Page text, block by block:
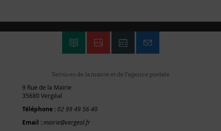
Services de la mairie et de l'agence postale
9 Rue de la Mairie
35680 Vergéal
Téléphone : 02 99 49 56 40
Email :mairie@vergeal.fr